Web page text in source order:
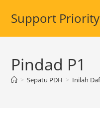
Support
Pindad P1
> Sepatu PDH > Inilah